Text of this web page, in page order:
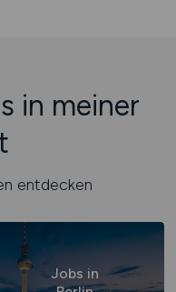
in meiner
entdecken
Jobs in